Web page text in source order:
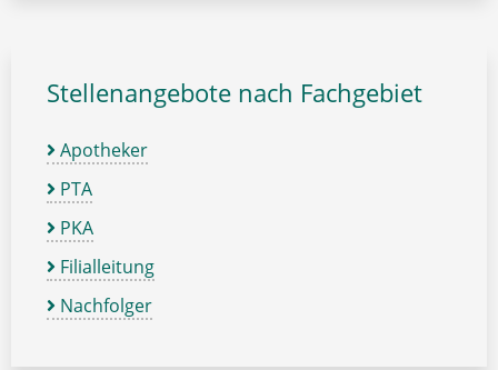
Stellenangebote nach Fachgebiet
Apotheker
PTA
PKA
Filialleitung
Nachfolger